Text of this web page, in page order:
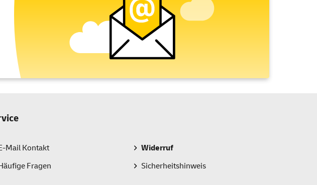
Mail Kontakt
Fragen
Widerruf
Sicherheitshinweis